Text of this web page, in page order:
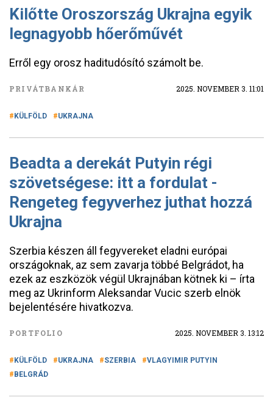
Kilőtte Oroszország Ukrajna egyik
legnagyobb hőerőművét
Erről egy orosz haditudósító számolt be.
PRIVÁTBANKÁR 2025. NOVEMBER 3. 11:01
KÜLFÖLD UKRAJNA
Beadta a derekát Putyin régi
szövetségese: itt a fordulat -
Rengeteg fegyverhez juthat hozzá
Ukrajna
Szerbia készen áll fegyvereket eladni európai
országoknak, az sem zavarja többé Belgrádot, ha
ezek az eszközök végül Ukrajnában kötnek ki – írta
meg az Ukrinform Aleksandar Vucic szerb elnök
bejelentésére hivatkozva.
PORTFOLIO 2025. NOVEMBER 3. 13:12
KÜLFÖLD UKRAJNA SZERBIA
VLAGYIMIR PUTYIN
BELGRÁD